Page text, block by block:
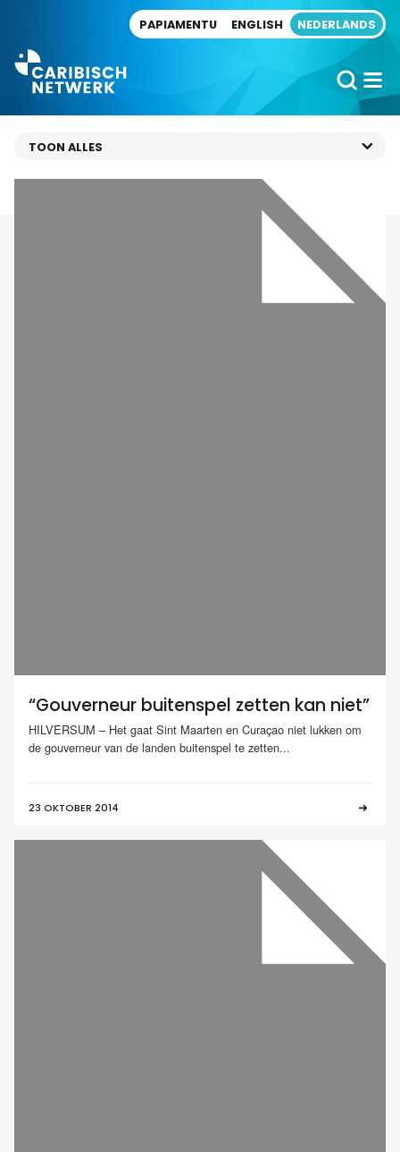
PAPIAMENTU ENGLISH NEDERLANDS
“Gouverneur buitenspel zetten kan niet”
HILVERSUM – Het gaat Sint Maarten en Curaçao niet lukken om
de gouverneur van de landen buitenspel te zetten...
23 OKTOBER 2014